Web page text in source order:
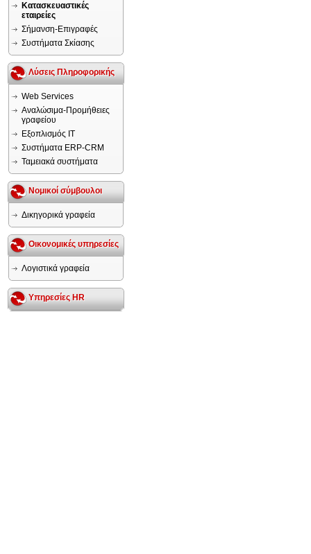
Κατασκευαστικές
εταιρείες
Σήμανση-Επιγραφές
Συστήματα Σκίασης
Λύσεις Πληροφορικής
Web Services
Αναλώσιμα-Προμήθειες
γραφείου
Εξοπλισμός IT
Συστήματα ERP-CRM
Ταμειακά συστήματα
Νομικοί σύμβουλοι
Δικηγορικά γραφεία
Οικονομικές υπηρεσίες
Λογιστικά γραφεία
Υπηρεσίες HR